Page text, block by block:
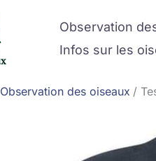
Observation
Infos sur les
Observation des oiseaux